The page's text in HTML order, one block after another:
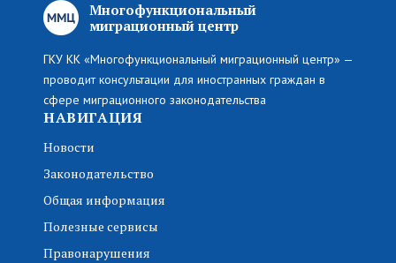
Многофункциональный
миграционный центр
ГКУ КК «Многофункциональный миграционный центр» —
проводит консультации для иностранных граждан в
сфере миграционного законодательства
НАВИГАЦИЯ
Новости
Законодательство
Общая информация
Полезные сервисы
Правонарушения